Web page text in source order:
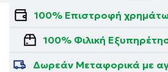
100% Επιστροφή
100% Φιλική
Δωρεάν Μεταφορικά με